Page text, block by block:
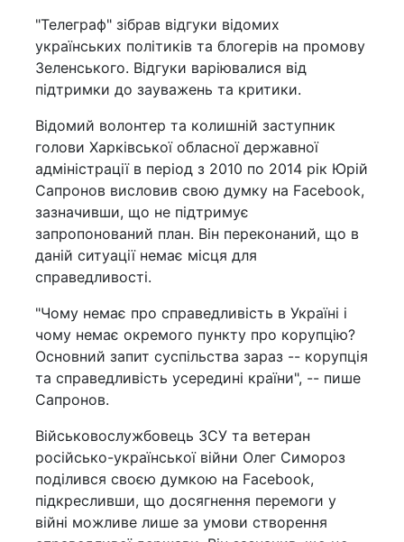
"Телеграф" зібрав відгуки відомих
українських політиків та блогерів на промову
Зеленського. Відгуки варіювалися від
підтримки до зауважень та критики.
Відомий волонтер та колишній заступник
голови Харківської обласної державної
адміністрації в період з 2010 по 2014 рік Юрій
Сапронов висловив свою думку на Facebook,
зазначивши, що не підтримує
запропонований план. Він переконаний, що в
даній ситуації немає місця для
справедливості.
"Чому немає про справедливість в Україні і
чому немає окремого пункту про корупцію?
Основний запит суспільства зараз -- корупція
та справедливість усередині країни", -- пише
Сапронов.
Військовослужбовець ЗСУ та ветеран
російсько-української війни Олег Симороз
поділився своєю думкою на Facebook,
підкресливши, що досягнення перемоги у
війні можливе лише за умови створення